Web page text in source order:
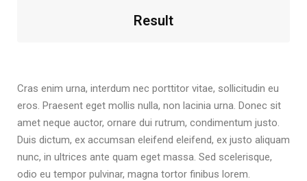
Result
Cras enim urna, interdum nec porttitor vitae, sollicitudin eu
eros. Praesent eget mollis nulla, non lacinia urna. Donec sit
amet neque auctor, ornare dui rutrum, condimentum justo.
Duis dictum, ex accumsan eleifend eleifend, ex justo aliquam
nunc, in ultrices ante quam eget massa. Sed scelerisque,
odio eu tempor pulvinar, magna tortor finibus lorem.